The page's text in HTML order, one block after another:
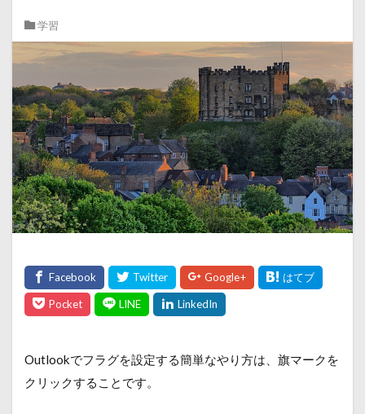
学習
Outlookでフラグを設定する簡単なやり方は、旗マークを
クリックすることです。